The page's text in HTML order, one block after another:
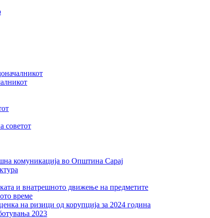
советот
комуникација во Општина Сарај
и внатрешното движење на предметите
време
на ризици од корупција за 2024 година
2023